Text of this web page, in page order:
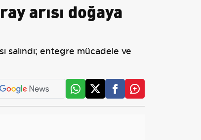
arısı doğaya
salındı; entegre mücadele ve